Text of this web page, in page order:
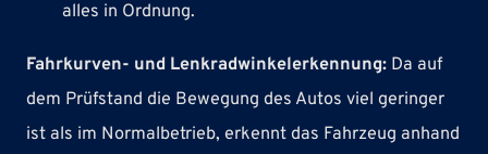
alles in Ordnung.
Fahrkurven- und Lenkradwinkelerkennung: Da auf
dem Prüfstand die Bewegung des Autos viel geringer
ist als im Normalbetrieb, erkennt das Fahrzeug anhand